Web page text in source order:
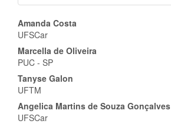
Conteúdo
do
artigo
principal
Amanda Costa
UFSCar
Marcella de Oliveira
PUC - SP
Tanyse Galon
UFTM
Angelica Martins de Souza Gonçalves
UFSCar